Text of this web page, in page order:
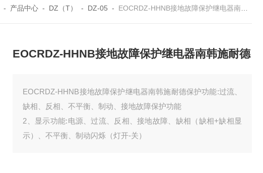
- 产品中心 - DZ（T） - DZ-05 - EOCRDZ-HHNB接地故障保护继电器南韩施耐德
EOCRDZ-HHNB接地故障保护继电器南韩施耐德
EOCRDZ-HHNB接地故障保护继电器南韩施耐德保护功能:过流、
缺相、反相、不平衡、制动、接地故障保护功能
2、显示功能:电源、过流、反相、接地故障、缺相（缺相+缺相显
示）、不平衡、制动闪烁（灯开-关）